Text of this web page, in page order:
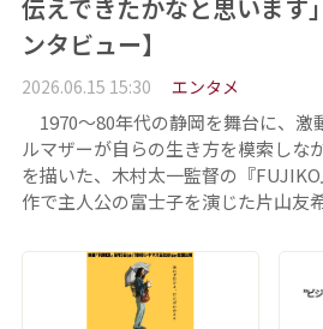
伝えできたかなと思います
ンタビュー】
2026.06.15 15:30 エンタメ
1970～80年代の静岡を舞台に、激
ルマザーが自らの生き方を模索しな
を描いた、木村太一監督の『
作で主人公の富士子を演じた片山友